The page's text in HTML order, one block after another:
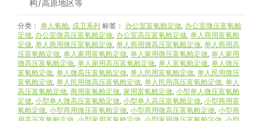
构/高原地区等
分类： 单人氧舱 戍卫系列 标签： 办公室富氧舱定做 办公室微压富氧舱
定做 办公室微高压富氧舱定做 办公室高压富氧舱定做 单人商用富氧舱
定做 单人商用微压富氧舱定做 单人商用微高压富氧舱定做 单人商用高
压富氧舱定做 单人家用富氧舱定做 单人家用微压富氧舱定做 单人家用
微高压富氧舱定做 单人家用高压富氧舱定做 单人富氧舱定做 单人微压
富氧舱定做 单人微高压富氧舱定做 单人民用富氧舱定做 单人民用微压
富氧舱定做 单人民用微高压富氧舱定做 单人民用高压富氧舱定做 单人
高压富氧舱定做 商用富氧舱定做 家用富氧舱定做 小型单人微压富氧舱
定做 小型单人微高压富氧舱定做 小型单人高压富氧舱定做 小型商用富
氧舱定做 小型商用微压富氧舱定做 小型商用微高压富氧舱定做 小型商